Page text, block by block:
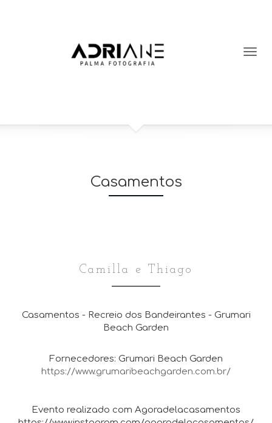
Casamentos
Camilla e Thiago
Casamentos - Recreio dos Bandeirantes - Grumari
Beach Garden
Fornecedores: Grumari Beach Garden
https://www.grumaribeachgarden.com.br/
Evento realizado com Agoradelacasamentos